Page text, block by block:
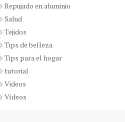
Repujado en aluminio
Salud
Tejidos
Tips de belleza
Tips para el hogar
tutorial
Videos
Vídeos